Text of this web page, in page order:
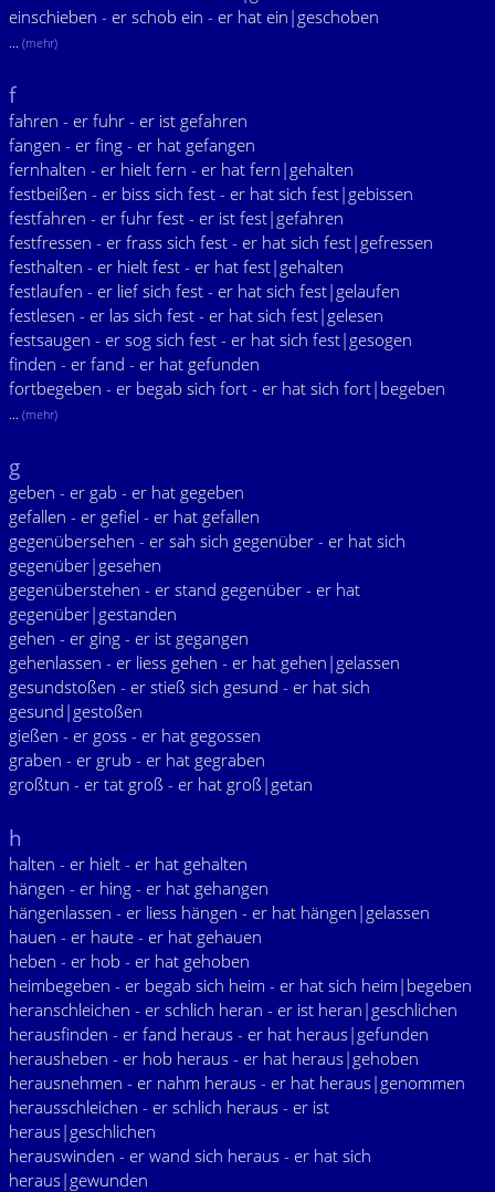
einschieben - er schob ein - er hat ein|geschoben
... (mehr)
f
fahren - er fuhr - er ist gefahren
fangen - er fing - er hat gefangen
fernhalten - er hielt fern - er hat fern|gehalten
festbeißen - er biss sich fest - er hat sich fest|gebissen
festfahren - er fuhr fest - er ist fest|gefahren
festfressen - er frass sich fest - er hat sich fest|gefressen
festhalten - er hielt fest - er hat fest|gehalten
festlaufen - er lief sich fest - er hat sich fest|gelaufen
festlesen - er las sich fest - er hat sich fest|gelesen
festsaugen - er sog sich fest - er hat sich fest|gesogen
finden - er fand - er hat gefunden
fortbegeben - er begab sich fort - er hat sich fort|begeben
... (mehr)
g
geben - er gab - er hat gegeben
gefallen - er gefiel - er hat gefallen
gegenübersehen - er sah sich gegenüber - er hat sich
gegenüber|gesehen
gegenüberstehen - er stand gegenüber - er hat
gegenüber|gestanden
gehen - er ging - er ist gegangen
gehenlassen - er liess gehen - er hat gehen|gelassen
gesundstoßen - er stieß sich gesund - er hat sich
gesund|gestoßen
gießen - er goss - er hat gegossen
graben - er grub - er hat gegraben
großtun - er tat groß - er hat groß|getan
h
halten - er hielt - er hat gehalten
hängen - er hing - er hat gehangen
hängenlassen - er liess hängen - er hat hängen|gelassen
hauen - er haute - er hat gehauen
heben - er hob - er hat gehoben
heimbegeben - er begab sich heim - er hat sich heim|begeben
heranschleichen - er schlich heran - er ist heran|geschlichen
herausfinden - er fand heraus - er hat heraus|gefunden
herausheben - er hob heraus - er hat heraus|gehoben
herausnehmen - er nahm heraus - er hat heraus|genommen
herausschleichen - er schlich heraus - er ist
heraus|geschlichen
herauswinden - er wand sich heraus - er hat sich
heraus|gewunden